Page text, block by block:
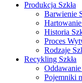
Produkcja Szkła
Barwienie
Hartowanie
Historia
Proces
Rodzaje
Recykling Szkła
Oddawanie
Pojemniki